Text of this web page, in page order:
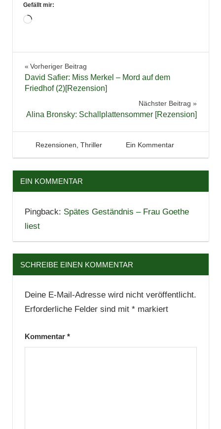
Gefällt mir:
Wird
Bücher
Krimi
Lesen
Reihe
Rezension
Serie
Beitragsnavigation
Vorheriger Beitrag
David Safier: Miss Merkel – Mord auf dem
Friedhof (2)[Rezension]
Nächster Beitrag
Alina Bronsky: Schallplattensommer [Rezension]
5. April 2022
Tintenhain
Rezensionen,Thriller Ein Kommentar
EIN KOMMENTAR
Pingback: Spätes Geständnis – Frau Goethe
liest
SCHREIBE EINEN KOMMENTAR
Deine E-Mail-Adresse wird nicht veröffentlicht.
Erforderliche Felder sind mit *markiert
Kommentar *